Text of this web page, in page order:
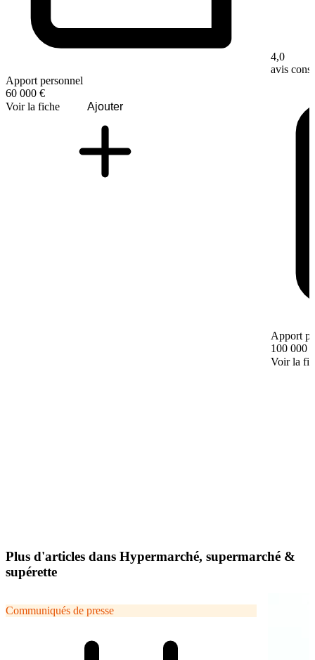
Apport personnel
60 000 €
Voir la fiche
Ajouter
4,0
avis
Apport
100 000 €
Voir la
Plus d'articles dans Hypermarché, supermarché &
supérette
Communiqués de presse